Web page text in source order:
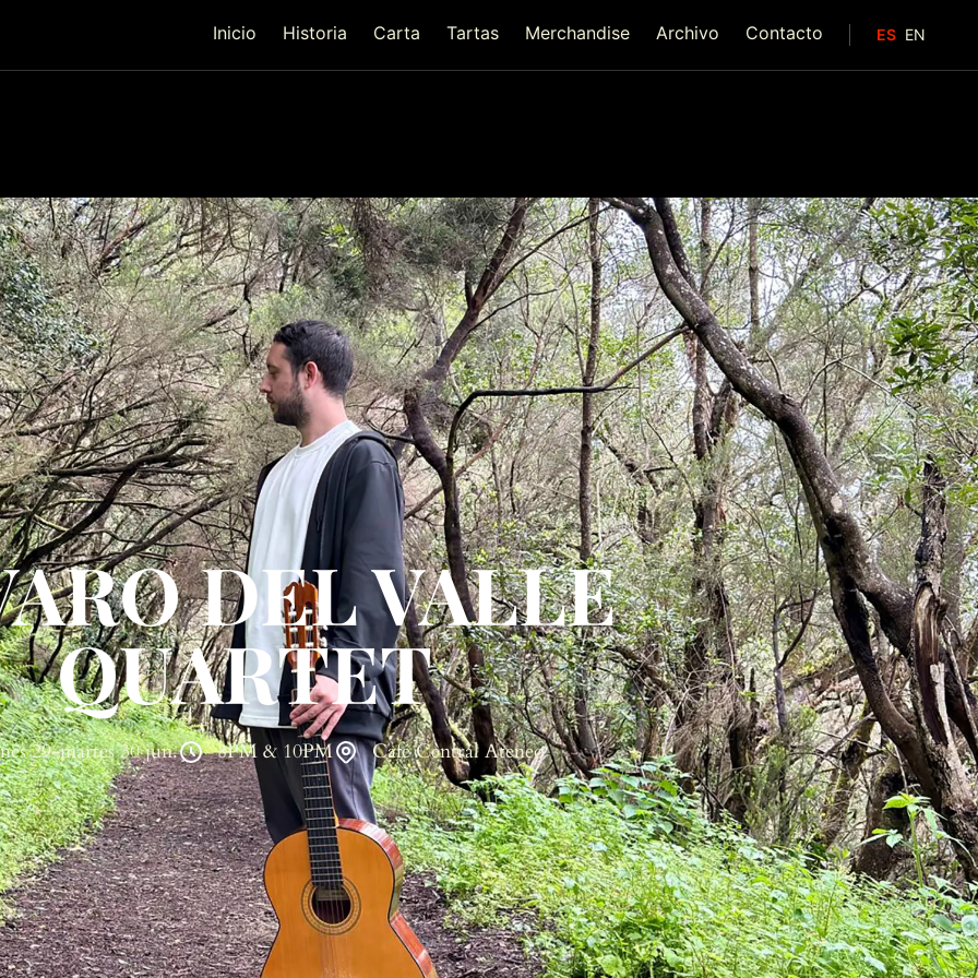
Inicio Historia Carta Tartas Merchandise Archivo Contacto ES EN
DEL VALLE
QUARTET
29-martes 30 jun. 8PM & 10PM Café Central Ateneo